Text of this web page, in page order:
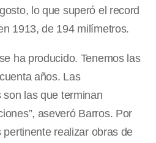
lo que superó el record
1913, de 194 milímetros.
ha producido. Tenemos las
años. Las
las que terminan
aseveró Barros. Por
realizar obras de